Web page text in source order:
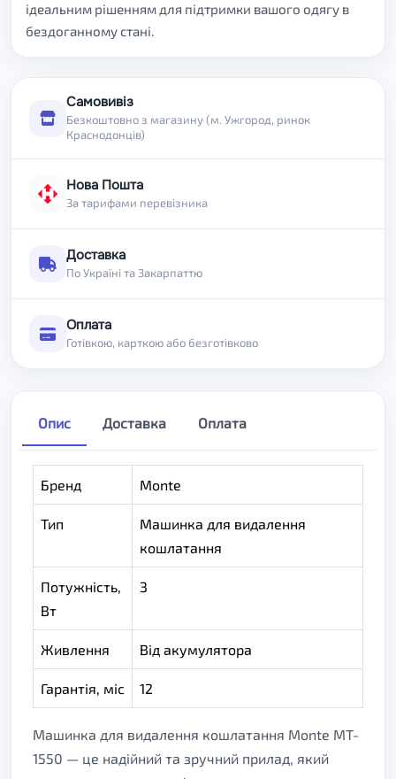
ідеальним рішенням для підтримки вашого одягу в
бездоганному стані.
Самовивіз
Безкоштовно з магазину (м. Ужгород, ринок
Краснодонців)
Нова Пошта
За тарифами перевізника
Доставка
По Україні та Закарпаттю
Оплата
Готівкою, карткою або безготівково
Опис Доставка Оплата
Бренд Monte
Тип
Машинка для видалення
кошлатання
Потужність,
Вт
3
Живлення Від акумулятора
Гарантія, міс 12
Машинка для видалення кошлатання Monte MT-
1550 — це надійний та зручний прилад, який